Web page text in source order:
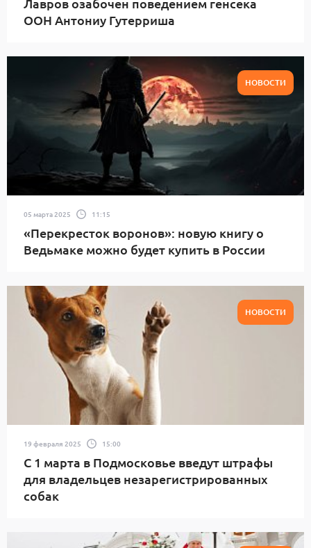
ООН Антониу Гутерриша
НОВОСТИ
05 марта 2025 11:15
«Перекресток воронов»: новую книгу о
Ведьмаке можно будет купить в России
НОВОСТИ
19 февраля 2025 15:00
С 1 марта в Подмосковье введут штрафы
для владельцев незарегистрированных
собак